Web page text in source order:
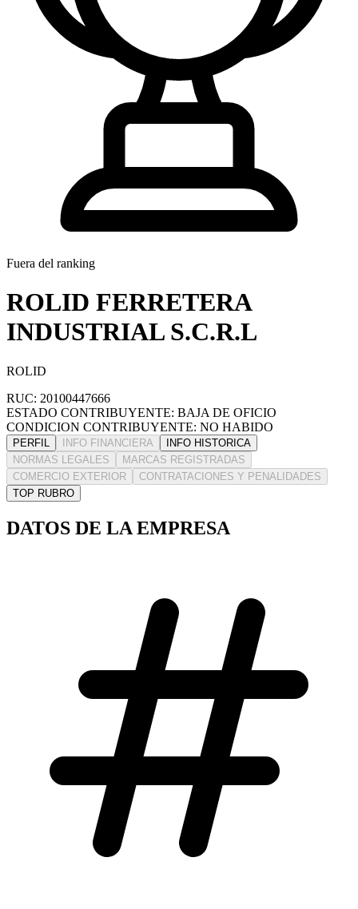
Fuera del ranking
ROLID FERRETERA
INDUSTRIAL S.C.R.L
ROLID
RUC: 20100447666
ESTADO CONTRIBUYENTE: BAJA DE OFICIO
CONDICION CONTRIBUYENTE: NO HABIDO
PERFIL INFO FINANCIERA
INFO HISTORICA
NORMAS LEGALES
MARCAS REGISTRADAS
COMERCIO EXTERIOR
CONTRATACIONES Y PENALIDADES
TOP RUBRO
DATOS DE LA EMPRESA